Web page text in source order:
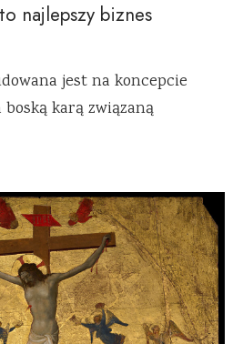
najlepszy biznes
jest na koncepcie
karą związaną